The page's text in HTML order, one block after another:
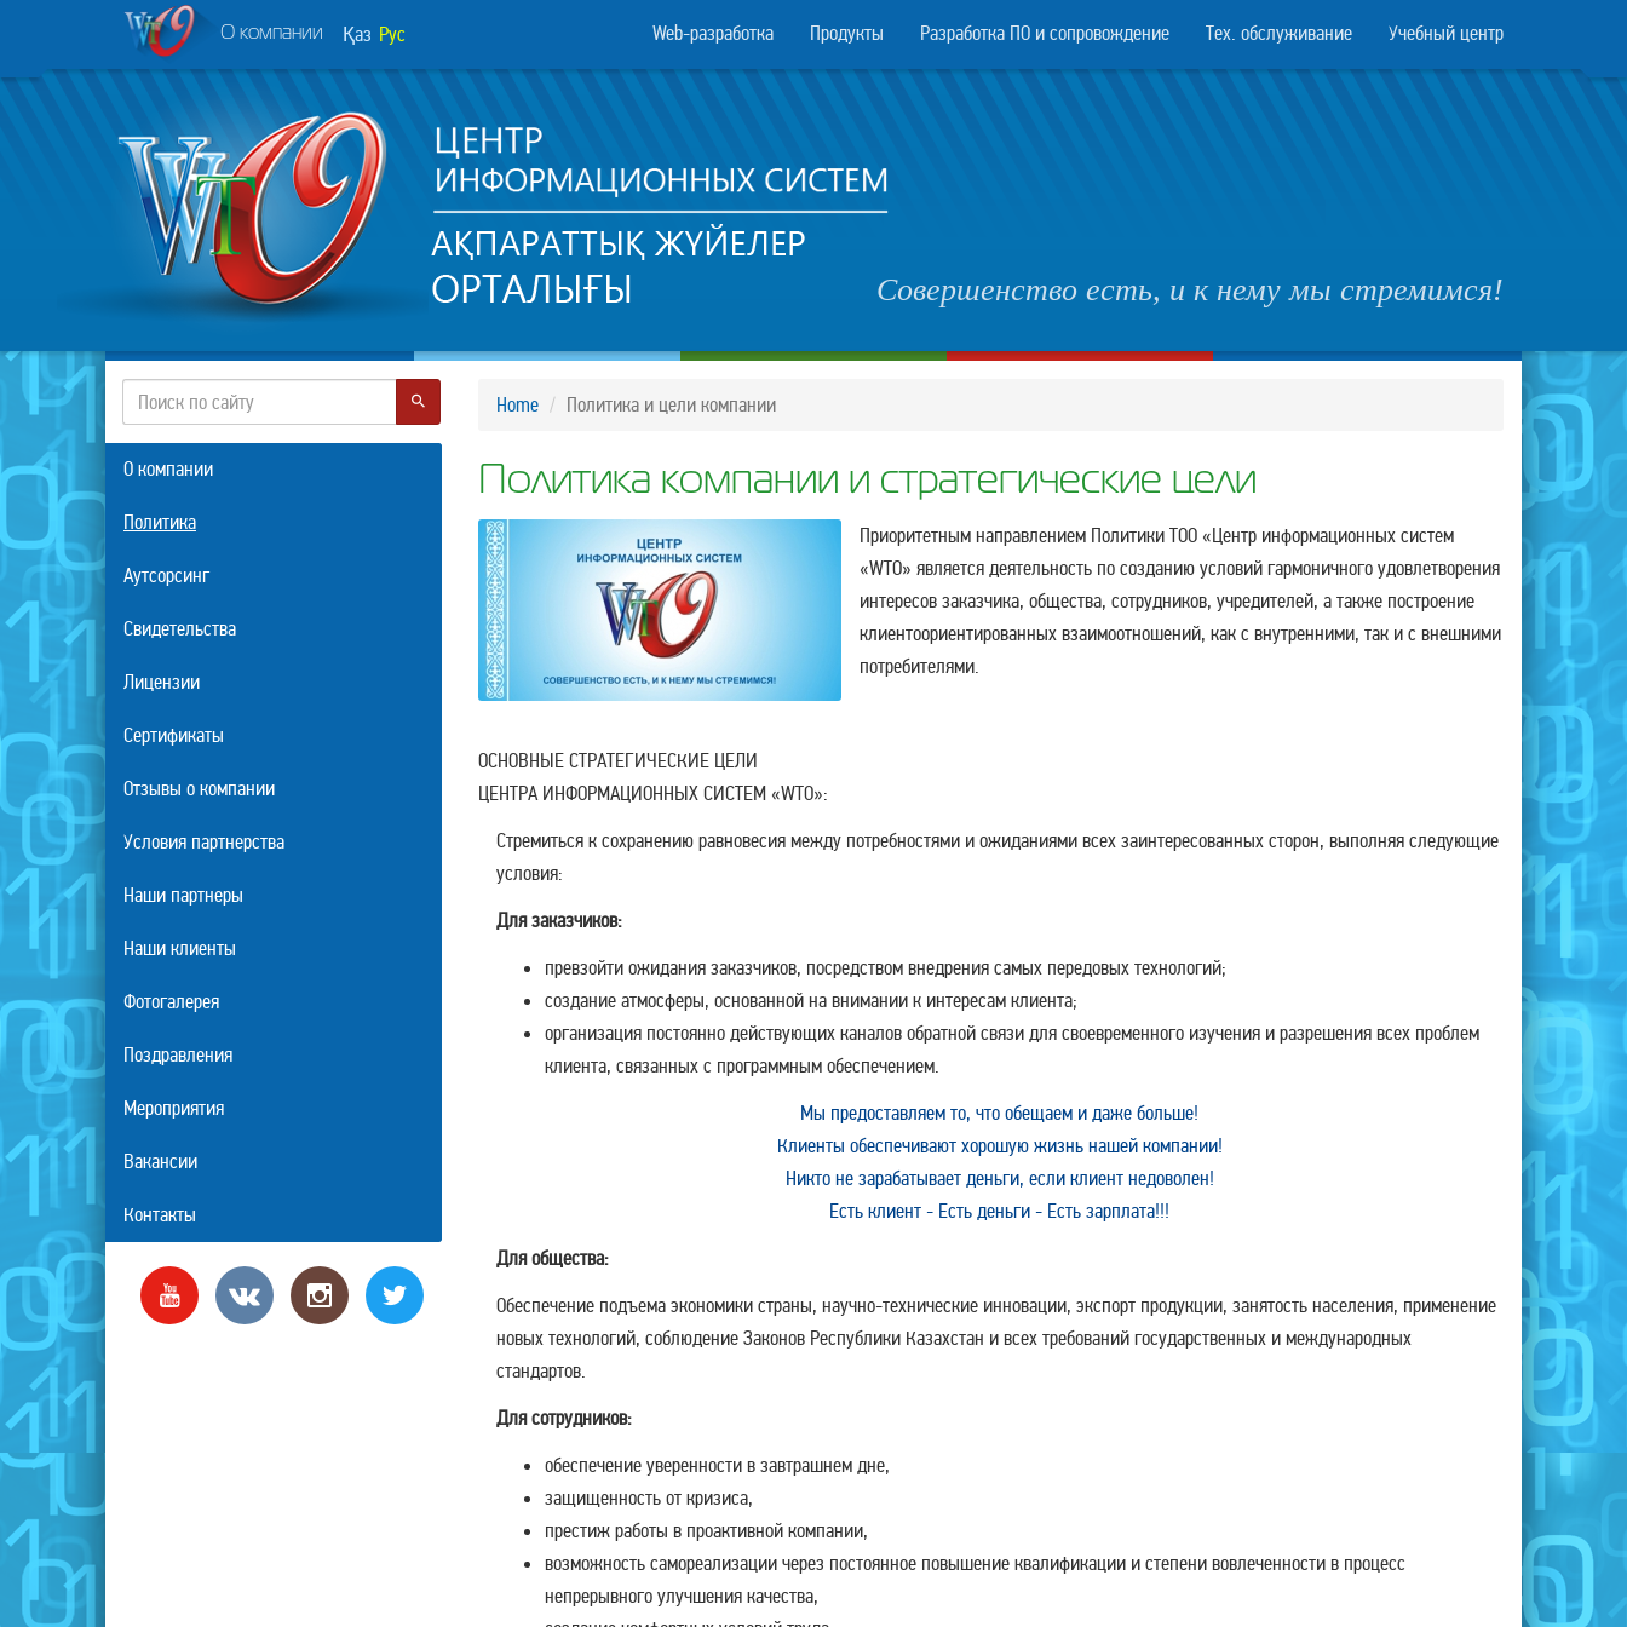
О компании Қаз Рус Web-разработка Продукты Разработка ПО и сопровождение Тех. обслуживание Учебный центр
Совершенство есть, и к нему мы стремимся!
Home Политика и цели компании
Политика компании и стратегические цели
Приоритетным направлением Политики ТОО «Центр информационных систем
«WTO» является деятельность по созданию условий гармоничного удовлетворения
интересов заказчика, общества, сотрудников, учредителей, а также построение
клиентоориентированных взаимоотношений, как с внутренними, так и с внешними
потребителями.
ОСНОВНЫЕ СТРАТЕГИЧЕСКИЕ ЦЕЛИ
ЦЕНТРА ИНФОРМАЦИОННЫХ СИСТЕМ «WTO»:
Стремиться к сохранению равновесия между потребностями и ожиданиями всех заинтересованных сторон, выполняя следующие
условия:
Для заказчиков:
превзойти ожидания заказчиков, посредством внедрения самых передовых технологий;
создание атмосферы, основанной на внимании к интересам клиента;
организация постоянно действующих каналов обратной связи для своевременного изучения и разрешения всех проблем
клиента, связанных с программным обеспечением.
Мы предоставляем то, что обещаем и даже больше!
Клиенты обеспечивают хорошую жизнь нашей компании!
Никто не зарабатывает деньги, если клиент недоволен!
Есть клиент - Есть деньги - Есть зарплата!!!
Для общества:
Обеспечение подъема экономики страны, научно-технические инновации, экспорт продукции, занятость населения, применение
новых технологий, соблюдение Законов Республики Казахстан и всех требований государственных и международных
стандартов.
Для сотрудников:
обеспечение уверенности в завтрашнем дне,
защищенность от кризиса,
престиж работы в проактивной компании,
возможность самореализации через постоянное повышение квалификации и степени вовлеченности в процесс
непрерывного улучшения качества,
О компании
Политика
Аутсорсинг
Свидетельства
Лицензии
Сертификаты
Отзывы о компании
Условия партнерства
Наши партнеры
Наши клиенты
Фотогалерея
Поздравления
Мероприятия
Вакансии
Контакты